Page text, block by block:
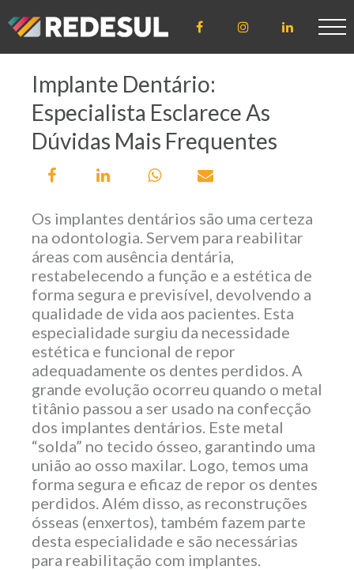
ÁREA DEACESSO
CLIENTE
LICENCIADO
SEÇÕESDO SITE
Implante Dentário:
Especialista Esclarece As
Dúvidas Mais Frequentes
Os implantes dentários são uma certeza
na odontologia. Servem para reabilitar
áreas com ausência dentária,
restabelecendo a função e a estética de
forma segura e previsível, devolvendo a
qualidade de vida aos pacientes. Esta
especialidade surgiu da necessidade
estética e funcional de repor
adequadamente os dentes perdidos. A
grande evolução ocorreu quando o metal
titânio passou a ser usado na confecção
dos implantes dentários. Este metal
“solda” no tecido ósseo, garantindo uma
união ao osso maxilar. Logo, temos uma
forma segura e eficaz de repor os dentes
perdidos. Além disso, as reconstruções
ósseas (enxertos), também fazem parte
desta especialidade e são necessárias
para reabilitação com implantes.